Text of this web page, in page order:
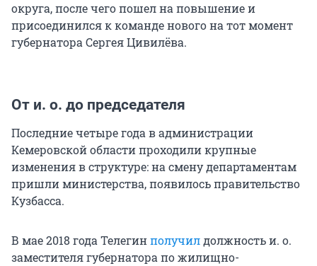
округа, после чего пошел на повышение и
присоединился к команде нового на тот момент
губернатора Сергея Цивилёва.
От и. о. до председателя
Последние четыре года в администрации
Кемеровской области проходили крупные
изменения в структуре: на смену департаментам
пришли министерства, появилось правительство
Кузбасса.
В мае 2018 года Телегинполучилдолжность и. о.
заместителя губернатора по жилищно-